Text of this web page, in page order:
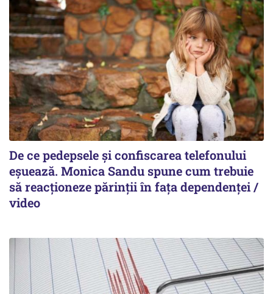
De ce pedepsele și confiscarea telefonului
eșuează. Monica Sandu spune cum trebuie
să reacționeze părinții în fața dependenței /
video